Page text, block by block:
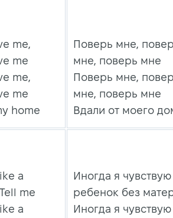
me,
me
me,
me
home
Поверь мне,
мне, поверь мне
Поверь мне,
мне, поверь мне
Вдали от моего
a
me
a
Иногда я
ребенок без
Иногда я